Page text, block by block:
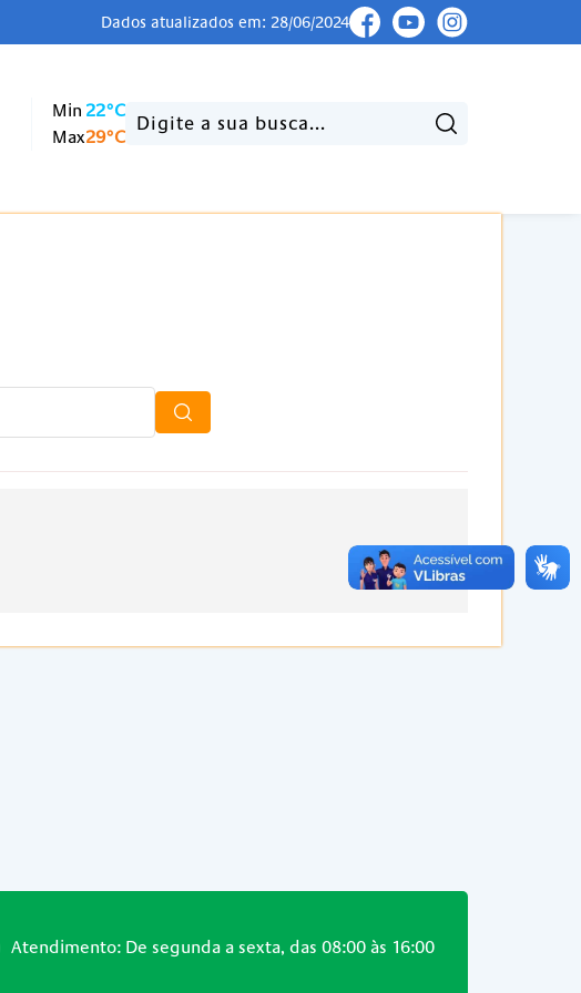
Dados atualizados em: 28/06/2024
Min 22°C
Max29°C
Pesquisar:
Atendimento: De segunda a sexta, das 08:00 às 16:00